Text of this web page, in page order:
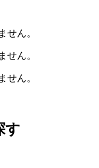
せん。
せん。
せん。
す